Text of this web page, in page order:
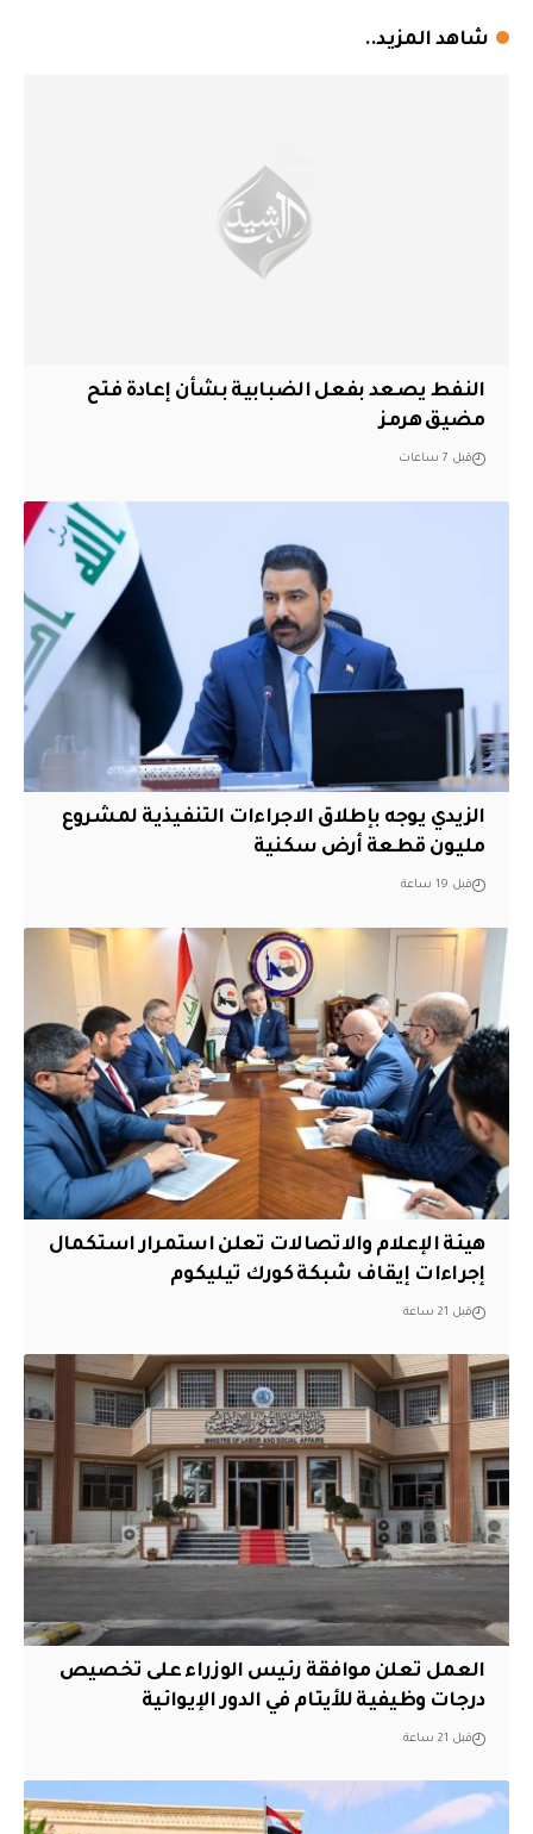
شاهد المزيد..
النفط يصعد بفعل الضبابية بشأن إعادة فتح
مضيق هرمز
قبل 7 ساعات
الزيدي يوجه بإطلاق الاجراءات التنفيذية لمشروع
مليون قطعة أرض سكنية
قبل 19 ساعة
هيئة الإعلام والاتصالات تعلن استمرار استكمال
إجراءات إيقاف شبكة كورك تيليكوم
قبل 21 ساعة
العمل تعلن موافقة رئيس الوزراء على تخصيص
درجات وظيفية للأيتام في الدور الإيوائية
قبل 21 ساعة